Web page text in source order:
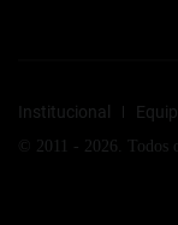
Institucional
© 2011 - 2026. Todos